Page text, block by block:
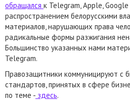
обращался к Telegram, Apple, Google
распространением белорусскими
материалов, нарушающих права
радикальные формы разжигания
Большинство указанных нами
Telegram.
Правозащитники коммуницируют с
стандартов, принятых в сфере
по теме - здесь.